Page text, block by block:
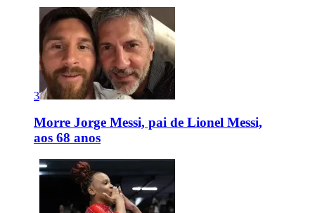
3
Morre Jorge Messi, pai de Lionel Messi,
aos 68 anos